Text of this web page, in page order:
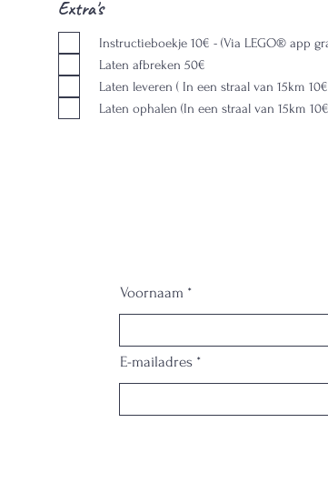
Extra's
Instructieboekje 10€ - (Via LEGO® app
Laten afbreken 50€
Laten leveren ( In een straal van 15km
Laten ophalen (In een straal van 15km
Voornaam
E-mailadres